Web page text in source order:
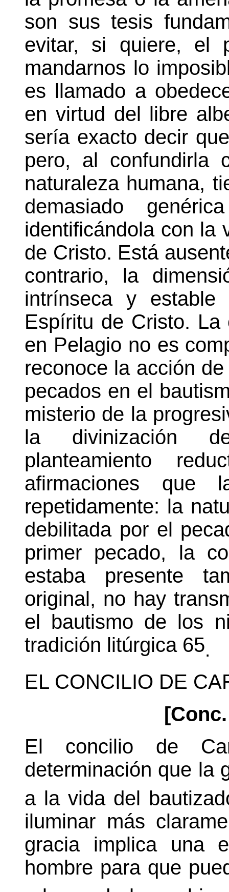
son sus tesis
evitar, si quiere, el
mandarnos lo
es llamado a
en virtud del libre
sería exacto decir
pero, al confundirla
naturaleza humana,
demasiado
identificándola con la
de Cristo. Está
contrario, la
intrínseca y
Espíritu de Cristo.
en Pelagio no es
reconoce la acción
pecados en el
misterio de la
la divinización
planteamiento
afirmaciones que
repetidamente: la
debilitada por el
primer pecado, la
estaba presente
original, no hay
el bautismo de los
tradición litúrgica 65.
EL CONCILIO DE
El concilio de
determinación que la
a la vida del
iluminar más
gracia implica una
hombre para que